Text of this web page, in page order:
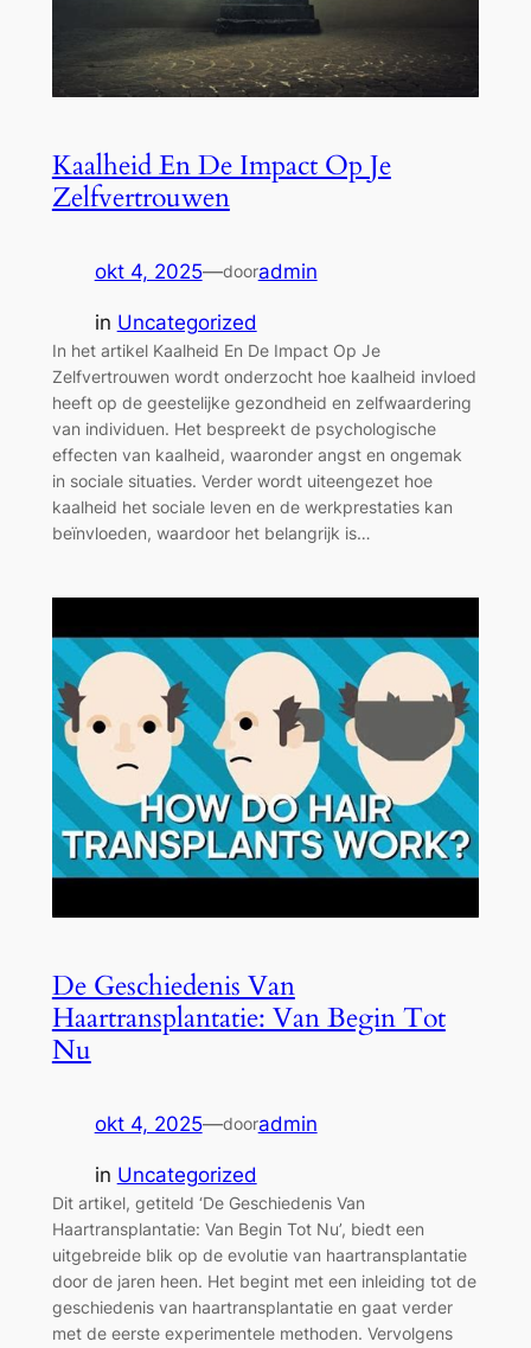
Kaalheid En De Impact Op Je
Zelfvertrouwen
okt 4, 2025—dooradmin
in Uncategorized
In het artikel Kaalheid En De Impact Op Je
Zelfvertrouwen wordt onderzocht hoe kaalheid invloed
heeft op de geestelijke gezondheid en zelfwaardering
van individuen. Het bespreekt de psychologische
effecten van kaalheid, waaronder angst en ongemak
in sociale situaties. Verder wordt uiteengezet hoe
kaalheid het sociale leven en de werkprestaties kan
beïnvloeden, waardoor het belangrijk is…
De Geschiedenis Van
Haartransplantatie: Van Begin Tot
Nu
okt 4, 2025—dooradmin
in Uncategorized
Dit artikel, getiteld ‘De Geschiedenis Van
Haartransplantatie: Van Begin Tot Nu’, biedt een
uitgebreide blik op de evolutie van haartransplantatie
door de jaren heen. Het begint met een inleiding tot de
geschiedenis van haartransplantatie en gaat verder
met de eerste experimentele methoden. Vervolgens